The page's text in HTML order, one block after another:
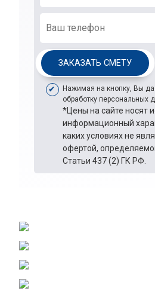
ЗАКАЗАТЬ СМЕТУ
Нажимая на кнопку, Вы
обработку персональных
*Цены на сайте носят
информационный
каких условиях не
офертой,
Статьи 437 (2) ГК РФ.